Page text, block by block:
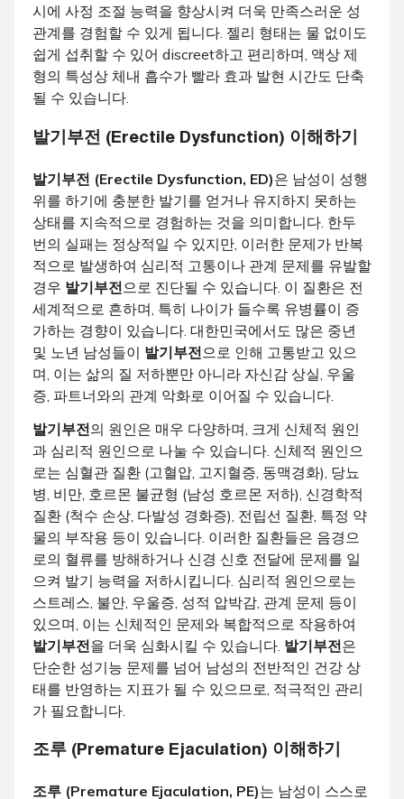
시에 사정 조절 능력을 향상시켜 더욱 만족스러운 성
관계를 경험할 수 있게 됩니다. 젤리 형태는 물 없이도
쉽게 섭취할 수 있어 discreet하고 편리하며, 액상 제
형의 특성상 체내 흡수가 빨라 효과 발현 시간도 단축
될 수 있습니다.
발기부전 (Erectile Dysfunction) 이해하기
발기부전 (Erectile Dysfunction, ED)은 남성이 성행
위를 하기에 충분한 발기를 얻거나 유지하지 못하는
상태를 지속적으로 경험하는 것을 의미합니다. 한두
번의 실패는 정상적일 수 있지만, 이러한 문제가 반복
적으로 발생하여 심리적 고통이나 관계 문제를 유발할
경우 발기부전으로 진단될 수 있습니다. 이 질환은 전
세계적으로 흔하며, 특히 나이가 들수록 유병률이 증
가하는 경향이 있습니다. 대한민국에서도 많은 중년
및 노년 남성들이 발기부전으로 인해 고통받고 있으
며, 이는 삶의 질 저하뿐만 아니라 자신감 상실, 우울
증, 파트너와의 관계 악화로 이어질 수 있습니다.
발기부전의 원인은 매우 다양하며, 크게 신체적 원인
과 심리적 원인으로 나눌 수 있습니다. 신체적 원인으
로는 심혈관 질환 (고혈압, 고지혈증, 동맥경화), 당뇨
병, 비만, 호르몬 불균형 (남성 호르몬 저하), 신경학적
질환 (척수 손상, 다발성 경화증), 전립선 질환, 특정 약
물의 부작용 등이 있습니다. 이러한 질환들은 음경으
로의 혈류를 방해하거나 신경 신호 전달에 문제를 일
으켜 발기 능력을 저하시킵니다. 심리적 원인으로는
스트레스, 불안, 우울증, 성적 압박감, 관계 문제 등이
있으며, 이는 신체적인 문제와 복합적으로 작용하여
발기부전을 더욱 심화시킬 수 있습니다. 발기부전은
단순한 성기능 문제를 넘어 남성의 전반적인 건강 상
태를 반영하는 지표가 될 수 있으므로, 적극적인 관리
가 필요합니다.
조루 (Premature Ejaculation) 이해하기
조루 (Premature Ejaculation, PE)는 남성이 스스로